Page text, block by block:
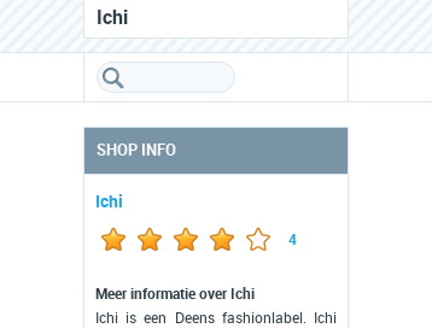
Ichi
SHOP INFO
Ichi
4
Meer informatie over Ichi
Ichi is een Deens fashionlabel. Ichi